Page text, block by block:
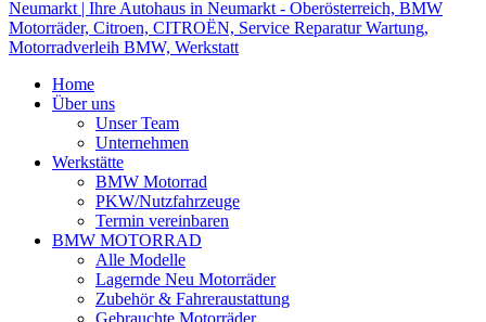
Home
Über uns
Unser Team
Unternehmen
Werkstätte
BMW Motorrad
PKW/Nutzfahrzeuge
Termin vereinbaren
BMW MOTORRAD
Alle Modelle
Lagernde Neu Motorräder
Zubehör & Fahreraustattung
Gebrauchte Motorräder